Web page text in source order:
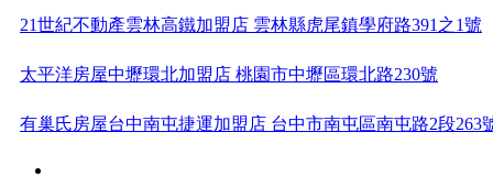
21世紀不動產雲林高鐵加盟店 雲林縣虎尾鎮學府路391之1號
太平洋房屋中壢環北加盟店 桃園市中壢區環北路230號
有巢氏房屋台中南屯捷運加盟店 台中市南屯區南屯路2段263
21世紀不動產台北承德加盟店 台北市大同區承德路一段73、7